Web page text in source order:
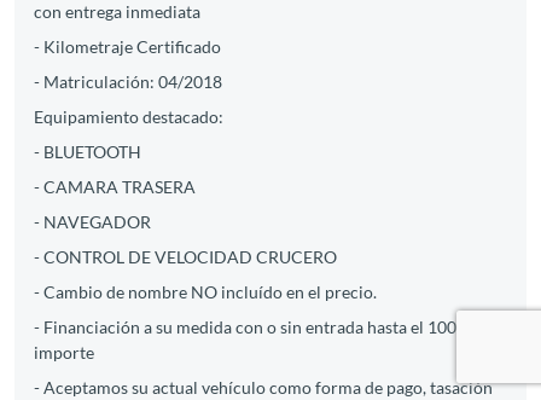
con entrega inmediata
- Kilometraje Certificado
- Matriculación: 04/2018
Equipamiento destacado:
- BLUETOOTH
- CAMARA TRASERA
- NAVEGADOR
- CONTROL DE VELOCIDAD CRUCERO
- Cambio de nombre NO incluído en el precio.
- Financiación a su medida con o sin entrada hasta el 100% del
importe
- Aceptamos su actual vehículo como forma de pago, tasación